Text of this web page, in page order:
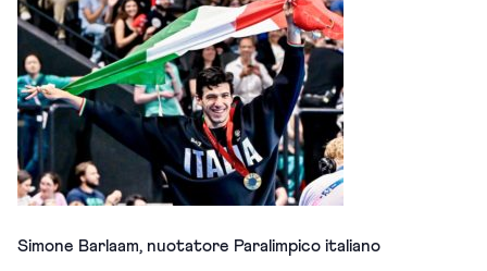
Simone Barlaam, nuotatore Paralimpico italiano